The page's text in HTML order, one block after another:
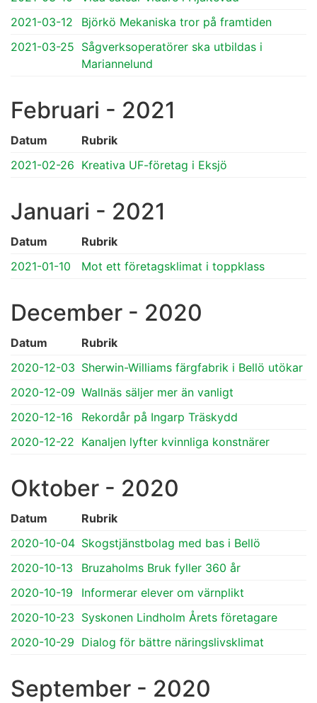
2021-03-12
Björkö Mekaniska tror på framtiden
2021-03-25 Sågverksoperatörer ska utbildas i
Mariannelund
Februari - 2021
Datum
Rubrik
2021-02-26 Kreativa UF-företag i Eksjö
Januari - 2021
Datum
Rubrik
2021-01-10
Mot ett företagsklimat i toppklass
December - 2020
Datum
Rubrik
2020-12-03 Sherwin-Williams färgfabrik i Bellö utökar
2020-12-09 Wallnäs säljer mer än vanligt
2020-12-16
Rekordår på Ingarp Träskydd
2020-12-22 Kanaljen lyfter kvinnliga konstnärer
Oktober - 2020
Datum
Rubrik
2020-10-04 Skogstjänstbolag med bas i Bellö
2020-10-13
Bruzaholms Bruk fyller 360 år
2020-10-19
Informerar elever om värnplikt
2020-10-23 Syskonen Lindholm Årets företagare
2020-10-29 Dialog för bättre näringslivsklimat
September - 2020